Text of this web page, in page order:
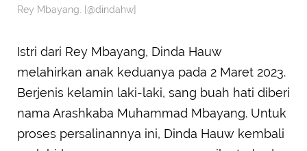
Rey Mbayang. [@dindahw]
Istri dari Rey Mbayang, Dinda Hauw
melahirkan anak keduanya pada 2 Maret 2023.
Berjenis kelamin laki-laki, sang buah hati diberi
nama Arashkaba Muhammad Mbayang. Untuk
proses persalinannya ini, Dinda Hauw kembali